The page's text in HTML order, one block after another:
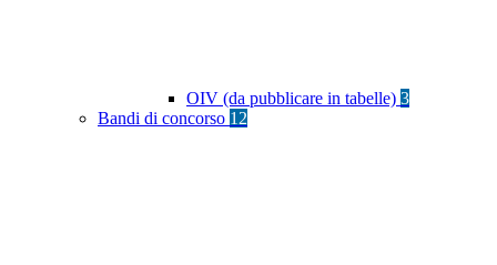
OIV (da pubblicare in tabelle) 3
Bandi di concorso 12